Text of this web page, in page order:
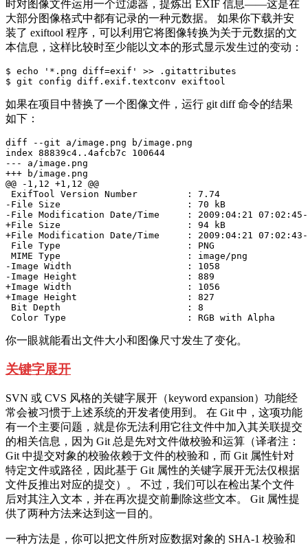
时对图像文件运用一个过滤器，提炼出 EXIF 信息——这是在
大部分图像格式中都有记录的一种元数据。 如果你下载并安
装了 exiftool 程序，可以利用它将图像转换为关于元数据的文
本信息，这样比较时至少能以文本的形式显示发生过的变动：
$ echo '*.png diff=exif' >> .gitattributes
如果在项目中替换了一个图像文件，运行 git diff 命令的结果
如下：
diff --git a/image.png b/image.png
index 88839c4..4afcb7c 100644
--- a/image.png
+++ b/image.png
@@ -1,12 +1,12 @@
ExifTool Version Number         : 7.74
-File Size                       : 70 kB
-File Modification Date/Time     : 2009:04:21 07:02:45-
+File Size                       : 94 kB
+File Modification Date/Time     : 2009:04:21 07:02:43-
File Type                       : PNG
MIME Type                       : image/png
-Image Width                     : 1058
-Image Height                    : 889
+Image Width                     : 1056
+Image Height                    : 827
Bit Depth                       : 8
Color Type                      : RGB with Alpha
你一眼就能看出文件大小和图像尺寸发生了变化。
关键字展开
SVN 或 CVS 风格的关键字展开（keyword expansion）功能经
常会被习惯于上述系统的开发者使用到。 在 Git 中，这项功能
有一个主要问题，就是你无法利用它往文件中加入其关联提交
的相关信息，因为 Git 总是先对文件做校验和运算（译者注：
Git 中提交对象的校验依赖于文件的校验和，而 Git 属性针对
特定文件或路径，因此基于 Git 属性的关键字展开无法仅根据
文件反推出对应的提交）。 不过，我们可以在检出某个文件
后对其注入文本，并在再次提交前删除这些文本。 Git 属性提
供了两种方法来达到这一目的。
一种方法是，你可以把文件所对应数据对象的 SHA-1 校验和